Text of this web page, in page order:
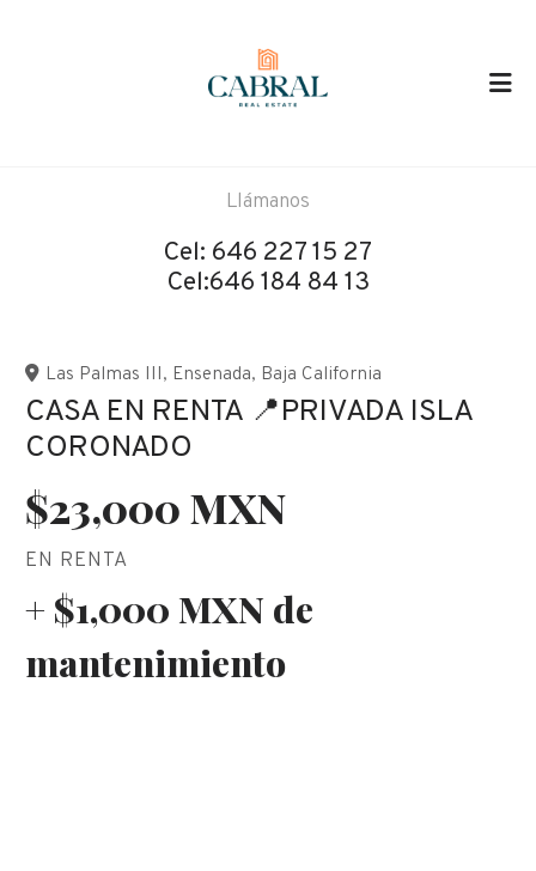
Llámanos
Cel: 646 227 15 27
Cel:646 184 84 13
CASA EN RENTA 📍PRIVADA ISLA
CORONADO
Las Palmas III, Ensenada, Baja California
$23,000 MXN
EN RENTA
+ $1,000 MXN de
mantenimiento